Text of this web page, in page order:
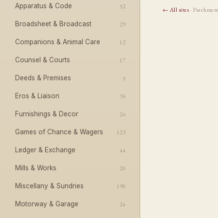
Apparatus & Code 52
Broadsheet & Broadcast 29
Companions & Animal Care 12
Counsel & Courts 17
Deeds & Premises 5
Eros & Liaison 35
Furnishings & Decor 26
Games of Chance & Wagers 123
Ledger & Exchange 44
Mills & Works 20
Miscellany & Sundries 190
Motorway & Garage 24
← All sites·